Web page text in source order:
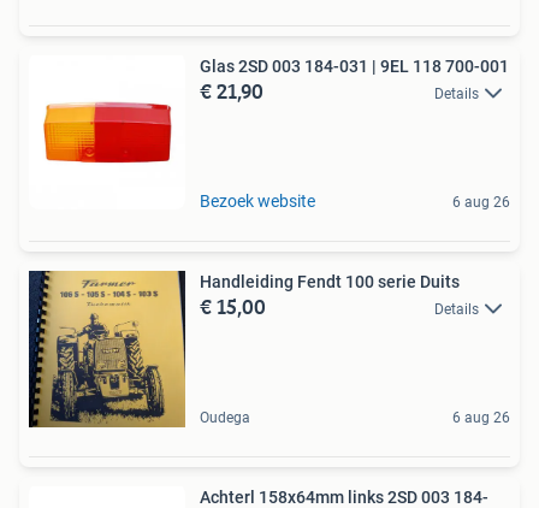
Glas 2SD 003 184-031 | 9EL 118 700-001
€ 21,90 Details
Bezoek website 6 aug 26
Handleiding Fendt 100 serie Duits
€ 15,00 Details
Oudega 6 aug 26
Achterl 158x64mm links 2SD 003 184-